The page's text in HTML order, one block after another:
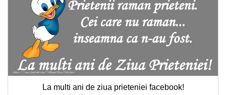
La multi ani de ziua prieteniei facebook!